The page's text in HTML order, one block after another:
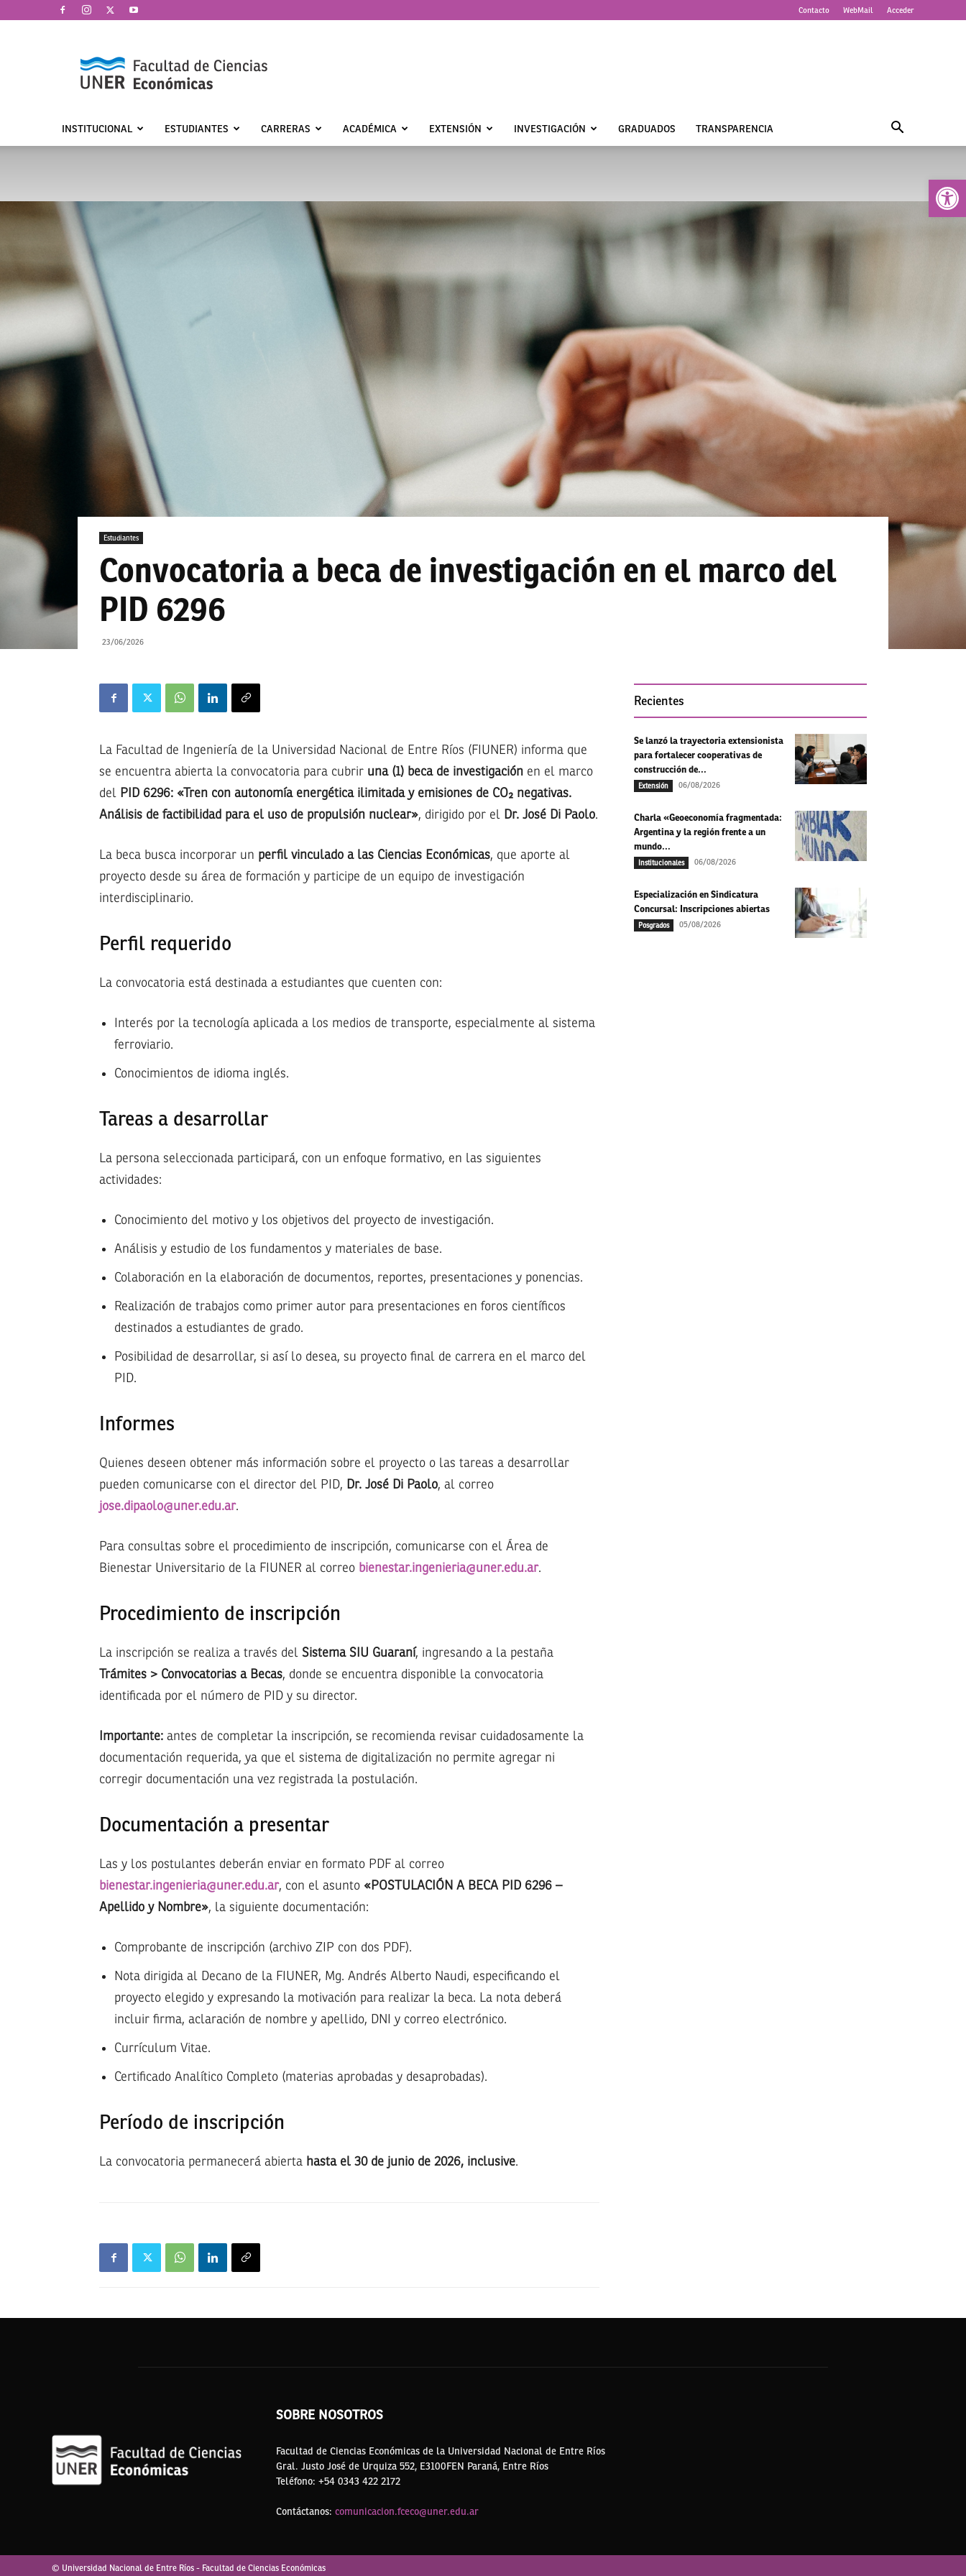
Abrir
Contacto WebMail Acceder
de
Ciencias
Económicas
INSTITUCIONAL ESTUDIANTES CARRERAS ACADÉMICA EXTENSIÓN INVESTIGACIÓN GRADUADOS TRANSPARENCIA
Estudiantes
Convocatoria a beca de investigación en el marco del
PID 6296
23/06/2026
La Facultad de Ingeniería de la Universidad Nacional de Entre Ríos (FIUNER) informa que
se encuentra abierta la convocatoria para cubrir una (1) beca de investigación en el marco
del PID 6296: «Tren con autonomía energética ilimitada y emisiones de CO₂ negativas.
Análisis de factibilidad para el uso de propulsión nuclear», dirigido por el Dr. José Di Paolo.
La beca busca incorporar un perfil vinculado a las Ciencias Económicas, que aporte al
proyecto desde su área de formación y participe de un equipo de investigación
interdisciplinario.
Perfil requerido
La convocatoria está destinada a estudiantes que cuenten con:
Interés por la tecnología aplicada a los medios de transporte, especialmente al sistema
ferroviario.
Conocimientos de idioma inglés.
Tareas a desarrollar
La persona seleccionada participará, con un enfoque formativo, en las siguientes
actividades:
Conocimiento del motivo y los objetivos del proyecto de investigación.
Análisis y estudio de los fundamentos y materiales de base.
Colaboración en la elaboración de documentos, reportes, presentaciones y ponencias.
Realización de trabajos como primer autor para presentaciones en foros científicos
destinados a estudiantes de grado.
Posibilidad de desarrollar, si así lo desea, su proyecto final de carrera en el marco del
PID.
Informes
Quienes deseen obtener más información sobre el proyecto o las tareas a desarrollar
pueden comunicarse con el director del PID, Dr. José Di Paolo, al correo
jose.dipaolo@uner.edu.ar.
Para consultas sobre el procedimiento de inscripción, comunicarse con el Área de
Bienestar Universitario de la FIUNER al correo bienestar.ingenieria@uner.edu.ar.
Procedimiento de inscripción
La inscripción se realiza a través del Sistema SIU Guaraní, ingresando a la pestaña
Trámites > Convocatorias a Becas, donde se encuentra disponible la convocatoria
identificada por el número de PID y su director.
Importante: antes de completar la inscripción, se recomienda revisar cuidadosamente la
documentación requerida, ya que el sistema de digitalización no permite agregar ni
corregir documentación una vez registrada la postulación.
Documentación a presentar
Las y los postulantes deberán enviar en formato PDF al correo
bienestar.ingenieria@uner.edu.ar, con el asunto «POSTULACIÓN A BECA PID 6296 –
Apellido y Nombre», la siguiente documentación:
Comprobante de inscripción (archivo ZIP con dos PDF).
Nota dirigida al Decano de la FIUNER, Mg. Andrés Alberto Naudi, especificando el
proyecto elegido y expresando la motivación para realizar la beca. La nota deberá
incluir firma, aclaración de nombre y apellido, DNI y correo electrónico.
Currículum Vitae.
Certificado Analítico Completo (materias aprobadas y desaprobadas).
Período de inscripción
La convocatoria permanecerá abierta hasta el 30 de junio de 2026, inclusive.
Recientes
Se lanzó la trayectoria extensionista
para fortalecer cooperativas de
construcción de...
Extensión 06/08/2026
Charla «Geoeconomía fragmentada:
Argentina y la región frente a un
mundo...
Institucionales 06/08/2026
Especialización en Sindicatura
Concursal: Inscripciones abiertas
Posgrados 05/08/2026
SOBRE NOSOTROS
Facultad de Ciencias Económicas de la Universidad Nacional de Entre Ríos
Gral. Justo José de Urquiza 552, E3100FEN Paraná, Entre Ríos
Teléfono: +54 0343 422 2172
Contáctanos: comunicacion.fceco@uner.edu.ar
© Universidad Nacional de Entre Ríos - Facultad de Ciencias Económicas